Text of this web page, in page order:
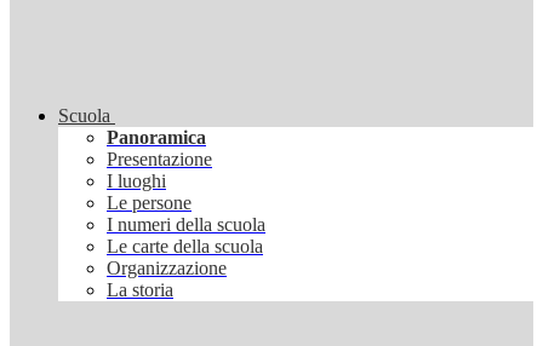
Scuola
Panoramica
Presentazione
I luoghi
Le persone
I numeri della scuola
Le carte della scuola
Organizzazione
La storia